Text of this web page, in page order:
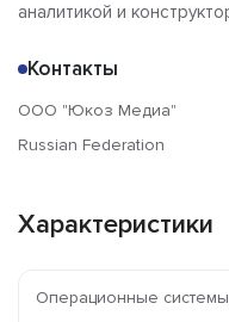
аналитикой и
Контакты
ООО "Юкоз Медиа"
Russian Federation
Характеристики
Операционные системы